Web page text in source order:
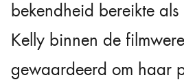
bekendheid bereikte
Kelly binnen de
gewaardeerd om haar